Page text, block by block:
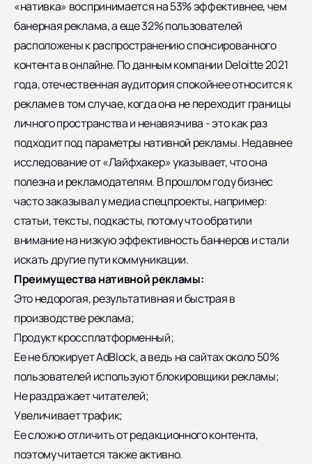
«нативка» воспринимается на 53% эффективнее, чем
банерная реклама, а еще 32% пользователей
расположены к распространению спонсированного
контента в онлайне. По данным компании Deloitte 2021
года, отечественная аудитория спокойнее относится к
рекламе в том случае, когда она не переходит границы
личного пространства и ненавязчива - это как раз
подходит под параметры нативной рекламы. Недавнее
исследование от «Лайфхакер» указывает, что она
полезна и рекламодателям. В прошлом году бизнес
часто заказывал у медиа спецпроекты, например:
статьи, тексты, подкасты, потому что обратили
внимание на низкую эффективность баннеров и стали
искать другие пути коммуникации.
Преимущества нативной рекламы:
Это недорогая, результативная и быстрая в
производстве реклама;
Продукт кроссплатформенный;
Ее не блокирует AdBlock, а ведь на сайтах около 50%
пользователей используют блокировщики рекламы;
Не раздражает читателей;
Увеличивает трафик;
Ее сложно отличить от редакционного контента,
поэтому читается также активно.